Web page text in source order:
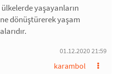
yaşayanların
dönüştürerek yaşam
01.12.2020 21:59
karambol